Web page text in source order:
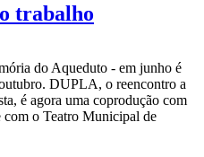
trabalho
do Aqueduto - em junho é
DUPLA, o reencontro a
é agora uma coprodução com
o Teatro Municipal de